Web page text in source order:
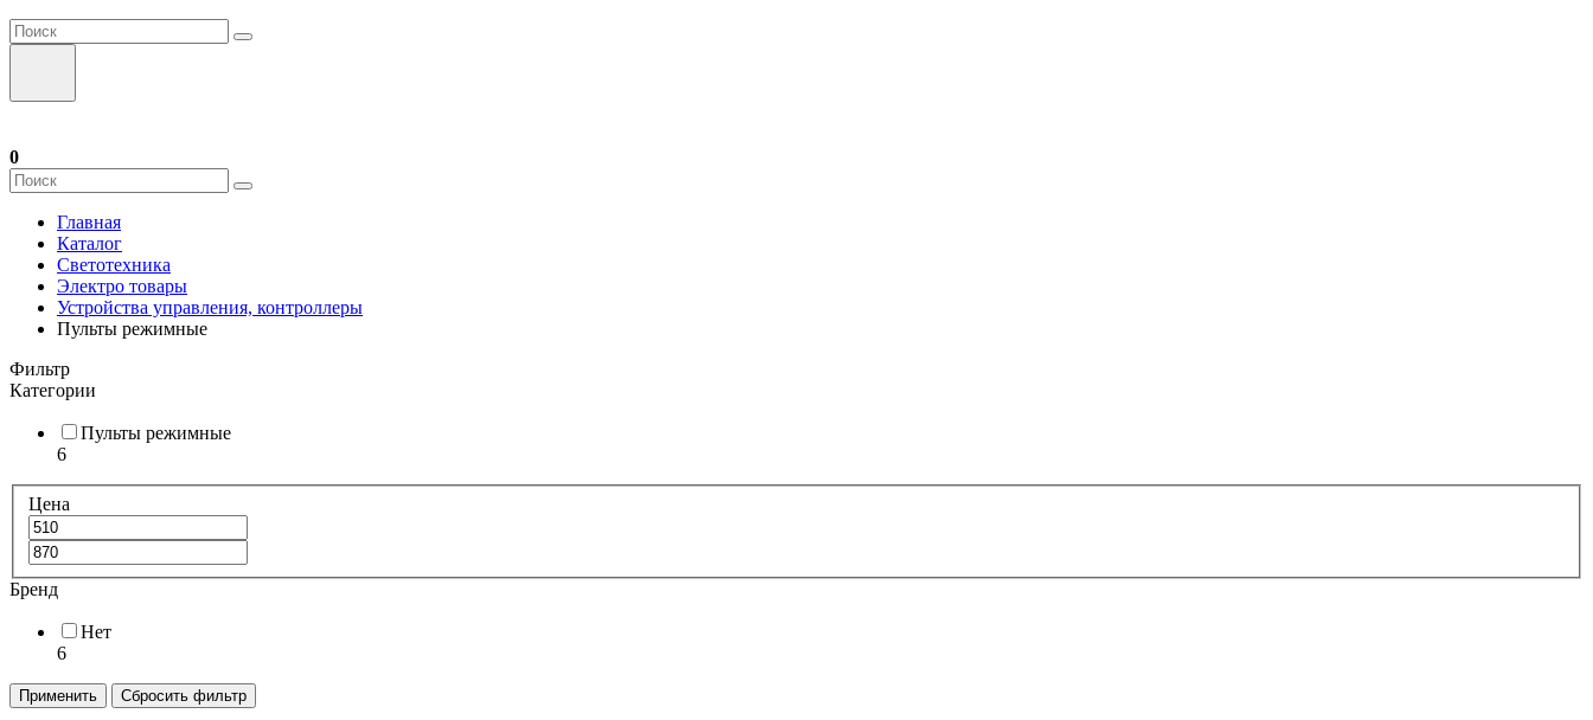
0
Главная
Каталог
Светотехника
Электро товары
Устройства управления, контроллеры
Пульты режимные
Фильтр
Категории
Пульты режимные
6
Цена
Бренд
Нет
6
Применить Сбросить фильтр